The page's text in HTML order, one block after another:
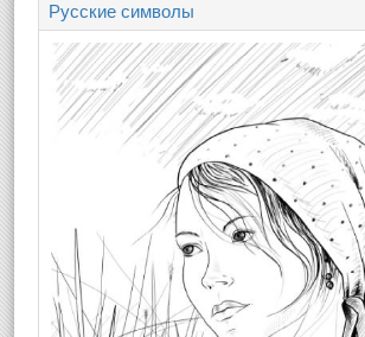
Русские символы